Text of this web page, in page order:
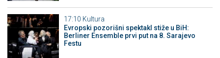
17:10 Kultura
Evropski pozorišni spektakl stiže u BiH:
Berliner Ensemble prvi put na 8. Sarajevo
Festu